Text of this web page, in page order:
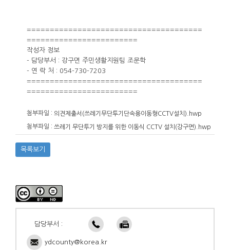
======================================
========================
작성자 정보
- 담당부서 : 강구면 주민생활지원팀 조문학
- 연 락 처 : 054-730-7203
======================================
========================
첨부파일 : 의견제출서(쓰레기무단투기단속용이동형CCTV설치).hwp
첨부파일 : 쓰레기 무단투기 방지를 위한 이동식 CCTV 설치(강구면).hwp
목록보기
담당부서 :
ydcounty@korea.kr